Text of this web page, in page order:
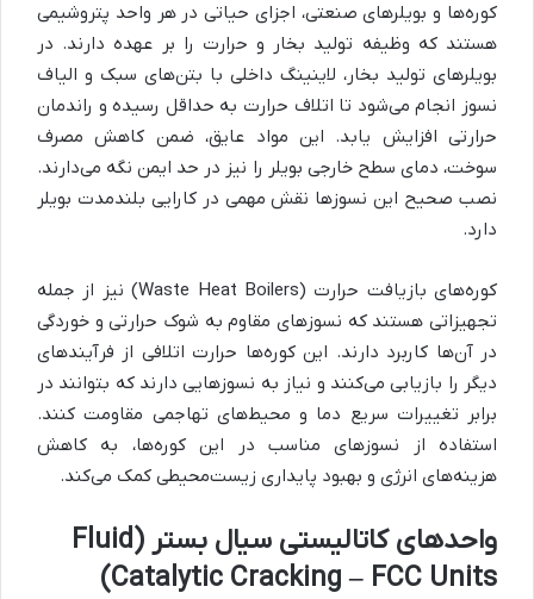
کوره‌ها و بویلرهای صنعتی، اجزای حیاتی در هر واحد پتروشیمی
هستند که وظیفه تولید بخار و حرارت را بر عهده دارند. در
بویلرهای تولید بخار، لاینینگ داخلی با بتن‌های سبک و الیاف
نسوز انجام می‌شود تا اتلاف حرارت به حداقل رسیده و راندمان
حرارتی افزایش یابد. این مواد عایق، ضمن کاهش مصرف
سوخت، دمای سطح خارجی بویلر را نیز در حد ایمن نگه می‌دارند.
نصب صحیح این نسوزها نقش مهمی در کارایی بلندمدت بویلر
دارد.
کوره‌های بازیافت حرارت (Waste Heat Boilers) نیز از جمله
تجهیزاتی هستند که نسوزهای مقاوم به شوک حرارتی و خوردگی
در آن‌ها کاربرد دارند. این کوره‌ها حرارت اتلافی از فرآیندهای
دیگر را بازیابی می‌کنند و نیاز به نسوزهایی دارند که بتوانند در
برابر تغییرات سریع دما و محیط‌های تهاجمی مقاومت کنند.
استفاده از نسوزهای مناسب در این کوره‌ها، به کاهش
هزینه‌های انرژی و بهبود پایداری زیست‌محیطی کمک می‌کند.
واحدهای کاتالیستی سیال بستر (Fluid
Catalytic Cracking – FCC Units)